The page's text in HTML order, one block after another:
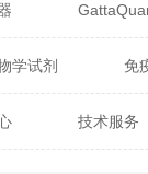
Sterlitech
Verichem
学试剂 免
材料学试剂
技术服务